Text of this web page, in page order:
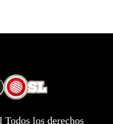
los derechos